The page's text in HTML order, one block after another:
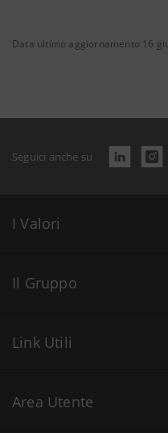
Data ultimo aggiornamento 16
Seguici anche su
I Valori
Il Gruppo
Link Utili
Area Utente